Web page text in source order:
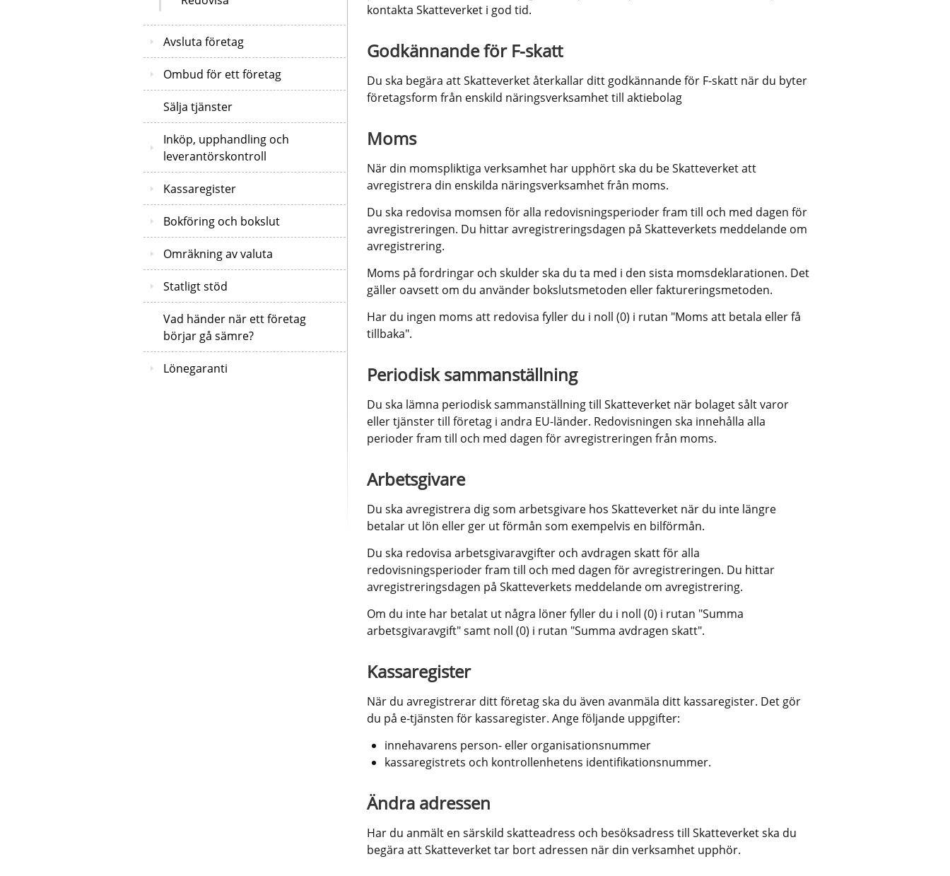
Avsluta företag
Ombud för ett företag
Sälja tjänster
Inköp, upphandling och
leverantörskontroll
Kassaregister
Bokföring och bokslut
Omräkning av valuta
Statligt stöd
Vad händer när ett företag
börjar gå sämre?
Lönegaranti
kontakta Skatteverket i god tid.
Godkännande för F-skatt
Du ska begära att Skatteverket återkallar ditt godkännande för F-skatt när du byter
företagsform från enskild näringsverksamhet till aktiebolag
Moms
När din momspliktiga verksamhet har upphört ska du be Skatteverket att
avregistrera din enskilda näringsverksamhet från moms.
Du ska redovisa momsen för alla redovisningsperioder fram till och med dagen för
avregistreringen. Du hittar avregistreringsdagen på Skatteverkets meddelande om
avregistrering.
Moms på fordringar och skulder ska du ta med i den sista momsdeklarationen. Det
gäller oavsett om du använder bokslutsmetoden eller faktureringsmetoden.
Har du ingen moms att redovisa fyller du i noll (0) i rutan "Moms att betala eller få
tillbaka".
Periodisk sammanställning
Du ska lämna periodisk sammanställning till Skatteverket när bolaget sålt varor
eller tjänster till företag i andra EU-länder. Redovisningen ska innehålla alla
perioder fram till och med dagen för avregistreringen från moms.
Arbetsgivare
Du ska avregistrera dig som arbetsgivare hos Skatteverket när du inte längre
betalar ut lön eller ger ut förmån som exempelvis en bilförmån.
Du ska redovisa arbetsgivaravgifter och avdragen skatt för alla
redovisningsperioder fram till och med dagen för avregistreringen. Du hittar
avregistreringsdagen på Skatteverkets meddelande om avregistrering.
Om du inte har betalat ut några löner fyller du i noll (0) i rutan "Summa
arbetsgivaravgift" samt noll (0) i rutan "Summa avdragen skatt".
Kassaregister
När du avregistrerar ditt företag ska du även avanmäla ditt kassaregister. Det gör
du på e-tjänsten för kassaregister. Ange följande uppgifter:
innehavarens person- eller organisationsnummer
kassaregistrets och kontrollenhetens identifikationsnummer.
Ändra adressen
Har du anmält en särskild skatteadress och besöksadress till Skatteverket ska du
begära att Skatteverket tar bort adressen när din verksamhet upphör.